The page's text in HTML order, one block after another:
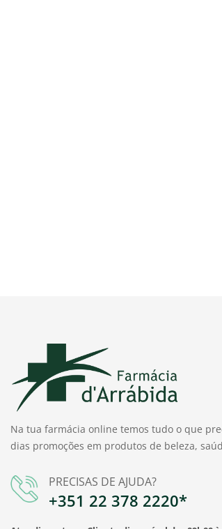
Na tua farmácia online temos tudo o que
dias promoções em produtos de beleza,
PRECISAS DE AJUDA?
+351 22 378 2220*